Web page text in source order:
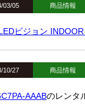
03/05 商品情報
ビジョン
10/27 商品情報
AAABのレンタ